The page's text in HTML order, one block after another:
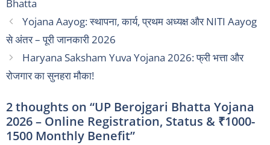
Bhatta
Yojana Aayog: स्थापना, कार्य, प्रथम अध्यक्ष और NITI Aayog
से अंतर – पूरी जानकारी 2026
Haryana Saksham Yuva Yojana 2026: फ्री भत्ता और
रोजगार का सुनहरा मौका!
2 thoughts on “UP Berojgari Bhatta Yojana
2026 – Online Registration, Status & ₹1000-
1500 Monthly Benefit”